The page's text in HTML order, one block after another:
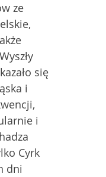
ze
się
i
i
Cyrk
dni